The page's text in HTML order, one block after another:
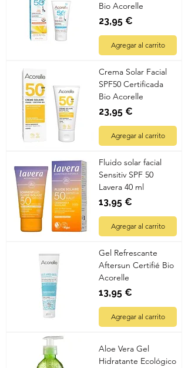
Bio Acorelle
Precio
23,95 €
Agregar al carrito
Crema Solar Facial
SPF50 Certificada
Bio Acorelle
Precio
23,95 €
Agregar al carrito
Fluido solar facial
Sensitiv SPF 50
Lavera 40 ml
Precio
13,95 €
Agregar al carrito
Gel Refrescante
Aftersun Certifié Bio
Acorelle
Precio
13,95 €
Agregar al carrito
Aloe Vera Gel
Hidratante Ecológico